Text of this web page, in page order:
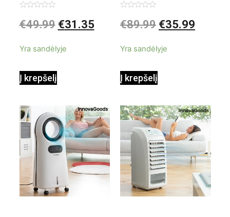
garintuvas su
0,35 L 3 Bar
1000W
0
iš
€49.99 €31.35
Yra sandėlyje
Į krepšelį
elektrinis
Shiatsu
0
iš
€89.99 €35.99
Yra sandėlyje
Į krepšelį